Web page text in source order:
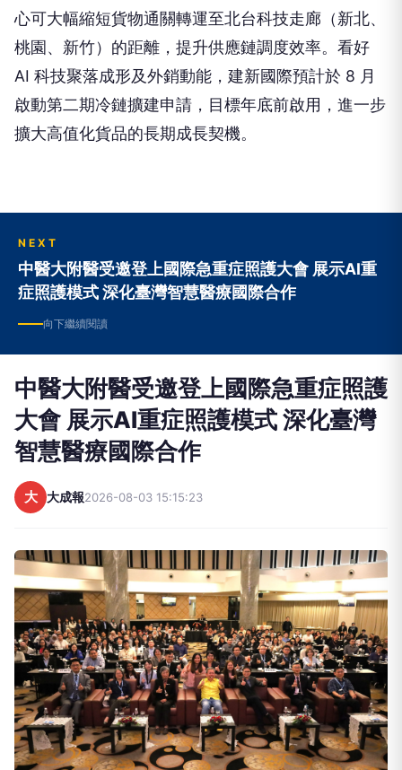
心可大幅縮短貨物通關轉運至北台科技走廊（新北、
桃園、新竹）的距離，提升供應鏈調度效率。看好
AI 科技聚落成形及外銷動能，建新國際預計於 8 月
啟動第二期冷鏈擴建申請，目標年底前啟用，進一步
擴大高值化貨品的長期成長契機。
NEXT
中醫大附醫受邀登上國際急重症照護大會 展示AI重
症照護模式 深化臺灣智慧醫療國際合作
向下繼續閱讀
中醫大附醫受邀登上國際急重症照護
大會 展示AI重症照護模式 深化臺灣
智慧醫療國際合作
大 大成報2026-08-03 15:15:23